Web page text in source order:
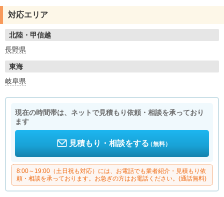
対応エリア
北陸・甲信越
長野県
東海
岐阜県
現在の時間帯は、ネットで見積もり依頼・相談を承っており
ます
見積もり・相談をする（無料）
8:00～19:00（土日祝も対応）には、お電話でも業者紹介・見積もり依
頼・相談を承っております。お急ぎの方はお電話ください。(通話無料)